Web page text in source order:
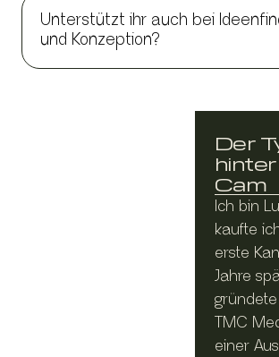
⁠Unterstützt ihr auch bei
und Konzeption?
Der
Cam
Ich bin
kaufte
erste
Jahre
TMC
einer